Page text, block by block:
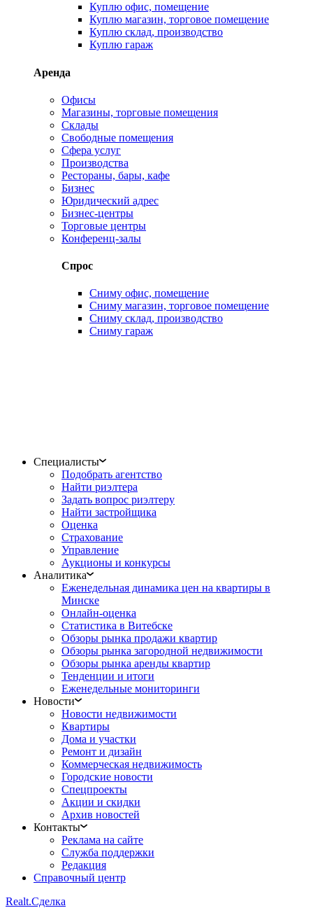
Куплю офис, помещение
Куплю магазин, торговое помещение
Куплю склад, производство
Куплю гараж
Аренда
Офисы
Магазины, торговые помещения
Склады
Свободные помещения
Сфера услуг
Производства
Рестораны, бары, кафе
Бизнес
Юридический адрес
Бизнес-центры
Торговые центры
Конференц-залы
Спрос
Сниму офис, помещение
Сниму магазин, торговое помещение
Сниму склад, производство
Сниму гараж
Специалисты
Подобрать агентство
Найти риэлтера
Задать вопрос риэлтеру
Найти застройщика
Оценка
Страхование
Управление
Аукционы и конкурсы
Аналитика
Еженедельная динамика цен на квартиры в
Минске
Онлайн-оценка
Статистика в Витебске
Обзоры рынка продажи квартир
Обзоры рынка загородной недвижимости
Обзоры рынка аренды квартир
Тенденции и итоги
Еженедельные мониторинги
Новости
Новости недвижимости
Квартиры
Дома и участки
Ремонт и дизайн
Коммерческая недвижимость
Городские новости
Спецпроекты
Акции и скидки
Архив новостей
Контакты
Реклама на сайте
Служба поддержки
Редакция
Справочный центр
Realt.Сделка